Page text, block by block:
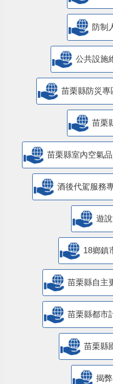
防制
公共設施
苗栗縣防災專
苗栗
苗栗縣室內空氣
酒後代駕服務
遊
18鄉鎮
苗栗縣自主
苗栗縣都市
苗栗縣
揭